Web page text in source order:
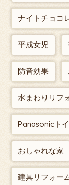
ナイトチョコ
平成女児
防音効果
水まわりリフ
Panasonicト
おしゃれな家
建具リフォー